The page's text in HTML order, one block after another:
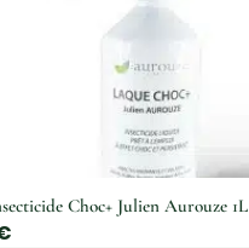
Choc+ Julien Aurouze 1L